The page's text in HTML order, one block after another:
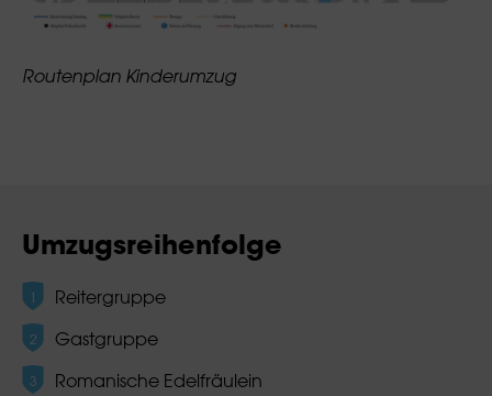
Routenplan Kinderumzug
Umzugsreihenfolge
Reitergruppe
Gastgruppe
Romanische Edelfräulein